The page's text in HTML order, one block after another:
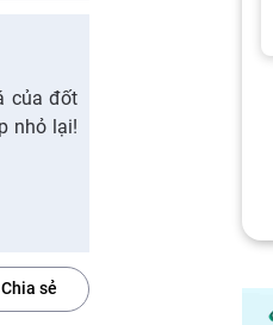
của đốt
nhỏ lại!
Chia sẻ